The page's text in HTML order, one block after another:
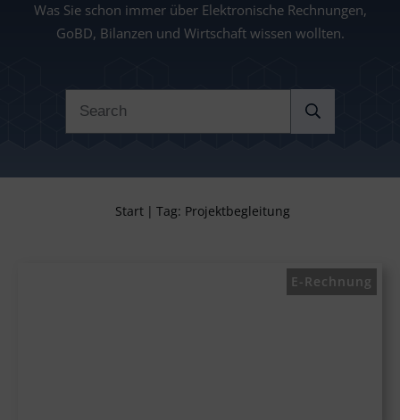
Was Sie schon immer über Elektronische Rechnungen,
GoBD, Bilanzen und Wirtschaft wissen wollten.
Start | Tag: Projektbegleitung
E-Rechnung